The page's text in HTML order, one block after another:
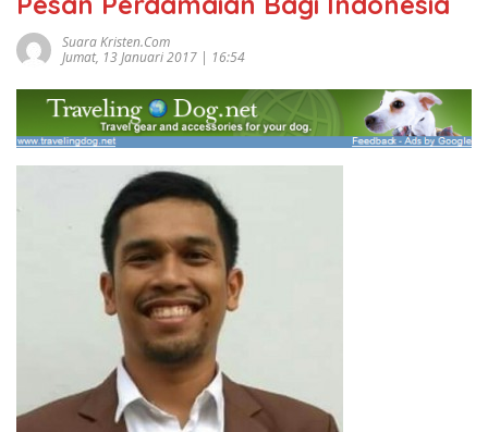
Suara Kristen.com
Jumat, 13 Januari 2017 | 16:54